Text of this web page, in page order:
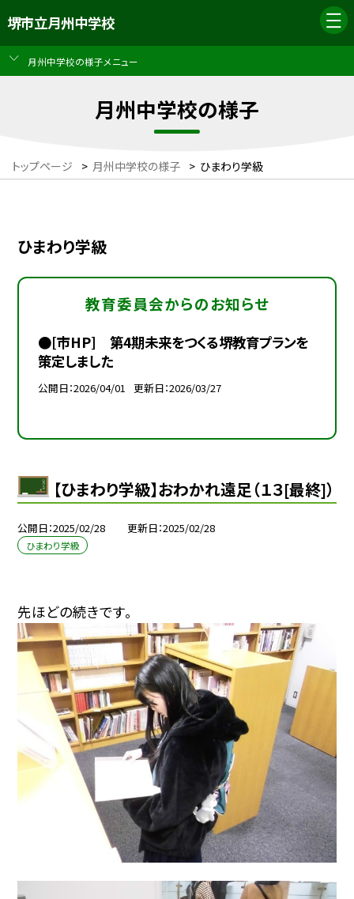
堺市立月州中学校
月州中学校の様子メニュー
月州中学校の様子
トップページ > 月州中学校の様子 > ひまわり学級
ひまわり学級
教育委員会からのお知らせ
●[市HP] 第4期未来をつくる堺教育プランを
策定しました
公開日 2026/04/01 更新日 2026/03/27
【ひまわり学級】おわかれ遠足（１３[最終]）
公開日 2025/02/28 更新日 2025/02/28
ひまわり学級
先ほどの続きです。